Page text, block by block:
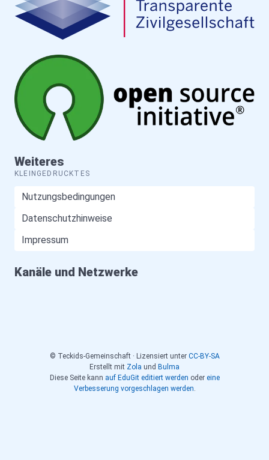
Weiteres
KLEINGEDRUCKTES
Nutzungsbedingungen
Datenschutzhinweise
Impressum
Kanäle und Netzwerke
© Teckids-Gemeinschaft · Lizensiert unter CC-BY-SA
Erstellt mit Zola und Bulma
Diese Seite kann auf EduGit editiert werden oder eine
Verbesserung vorgeschlagen werden.